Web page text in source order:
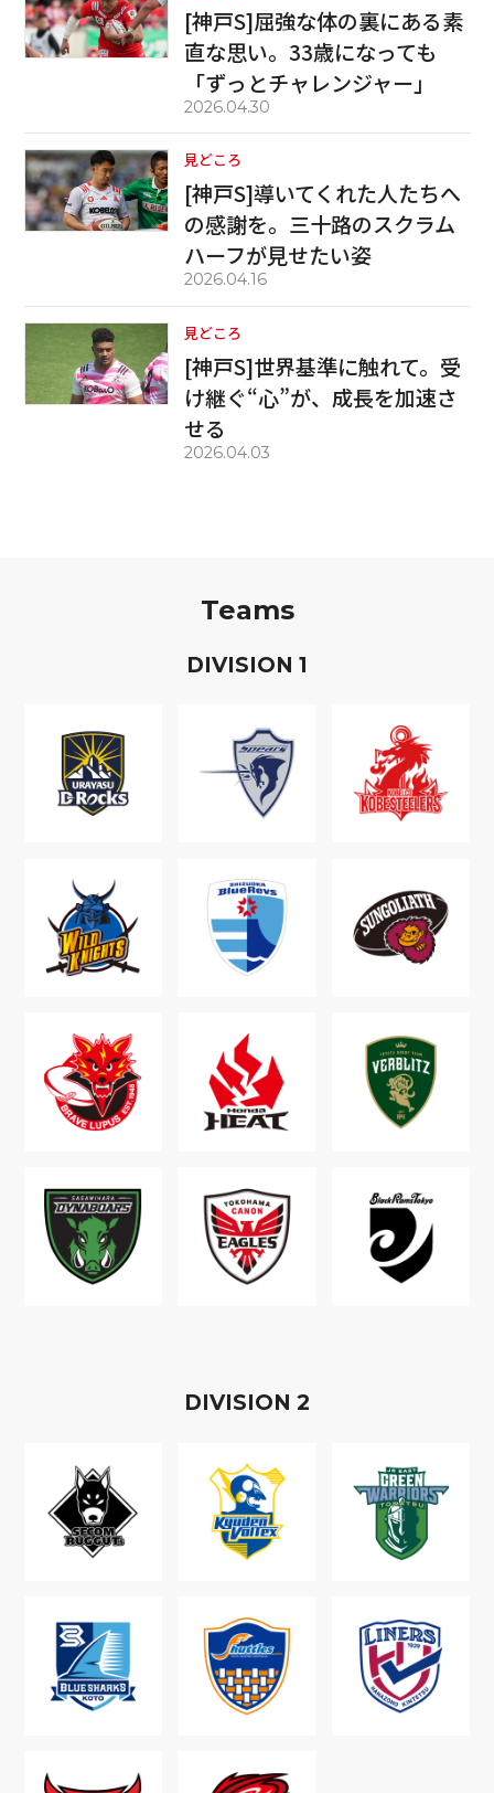
[神戸S]屈強な体の裏にある素
直な思い。33歳になっても
「ずっとチャレンジャー」
2026.04.30
見どころ
[神戸S]導いてくれた人たちへ
の感謝を。三十路のスクラム
ハーフが見せたい姿
2026.04.16
見どころ
[神戸S]世界基準に触れて。受
け継ぐ“心”が、成長を加速さ
せる
2026.04.03
Teams
DIVISION 1
DIVISION 2